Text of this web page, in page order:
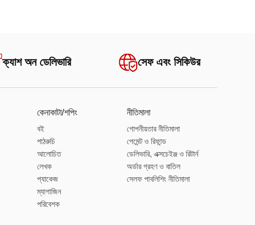
ক্যাশ অন ডেলিভারি সেফ এবং সিকিউর
কেনাকাটা/শপিং
বই
পাঠরুচি
আলোচিত
লেখক
প্যাকেজ
ম্যাগাজিন
পরিবেশক
নীতিমালা
গোপনীয়তার নীতিমালা
পেমেন্ট ও রিফান্ড
ডেলিভারি, এক্সচেইঞ্জ ও রিটার্ন
অর্ডার গ্রহণ ও বাতিল
সেলফ পাবলিশিং নীতিমালা